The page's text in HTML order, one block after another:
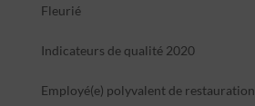
Fleurié
Indicateurs de qualité 2020
Employé(e) polyvalent de restauration